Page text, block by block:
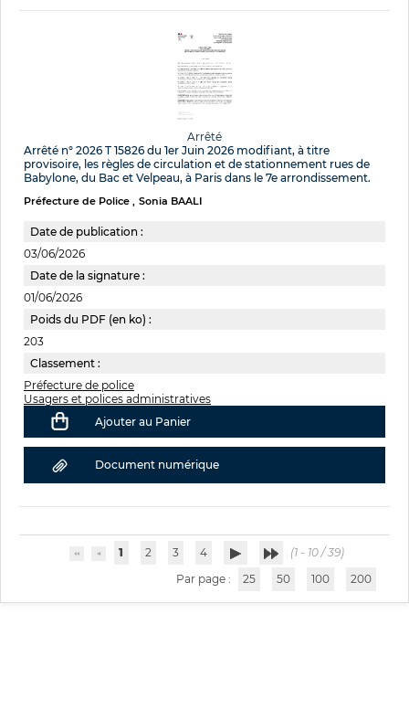
Arrêté
Arrêté n° 2026 T 15826 du 1er Juin 2026 modifiant, à titre
provisoire, les règles de circulation et de stationnement rues de
Babylone, du Bac et Velpeau, à Paris dans le 7e arrondissement.
Préfecture de Police Sonia BAALI
Date de publication :
03/06/2026
Date de la signature :
01/06/2026
Poids du PDF (en ko) :
203
Classement :
Préfecture de police
Usagers et polices administratives
Ajouter au Panier
Document numérique
1 2 3 4
(1 - 10 / 39)
Par page :
25 50 100 200